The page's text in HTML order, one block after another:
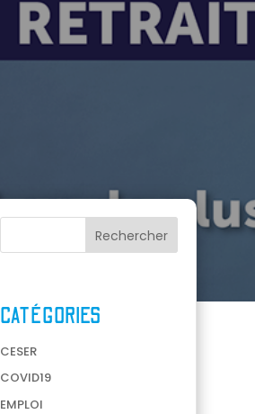
CATÉGORIES
CESER
COVID19
EMPLOI